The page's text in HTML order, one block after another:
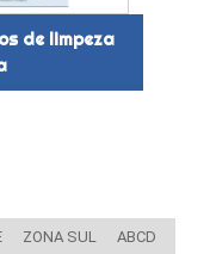
de limpeza
ZONA SUL ABCD